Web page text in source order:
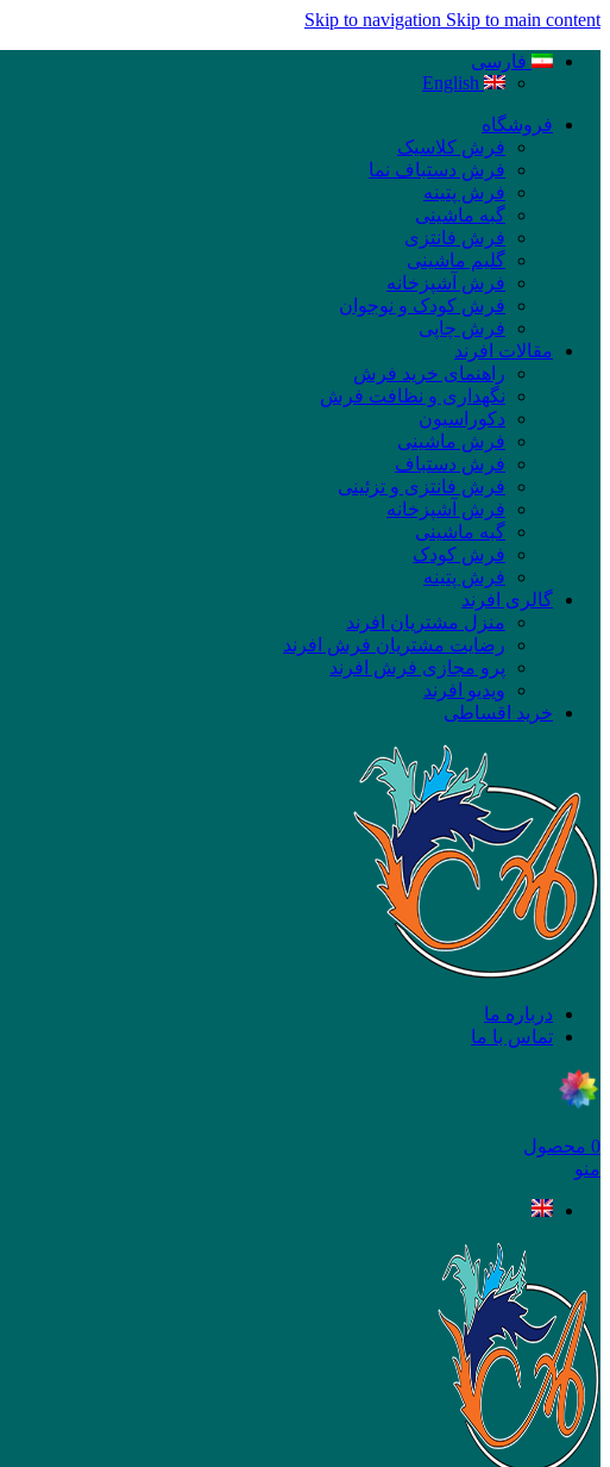
Skip to navigation Skip to main content
فارسی
English
فروشگاه
فرش کلاسیک
فرش دستباف نما
فرش پتینه
گبه ماشینی
فرش فانتزی
گلیم ماشینی
فرش آشپزخانه
فرش کودک و نوجوان
فرش چاپی
مقالات افرند
راهنمای خرید فرش
نگهداری و نظافت فرش
دکوراسیون
فرش ماشینی
فرش دستباف
فرش فانتزی و تزئینی
فرش آشپزخانه
گبه ماشینی
فرش کودک
فرش پتینه
گالری افرند
منزل مشتریان افرند
رضایت مشتریان فرش افرند
پرو مجازی فرش افرند
ویدیو افرند
خرید اقساطی
درباره ما
تماس با ما
0 محصول
منو